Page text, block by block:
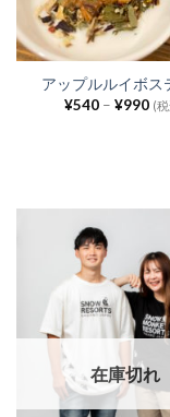
アップルルイボス
¥540 – ¥990 (
在庫切れ